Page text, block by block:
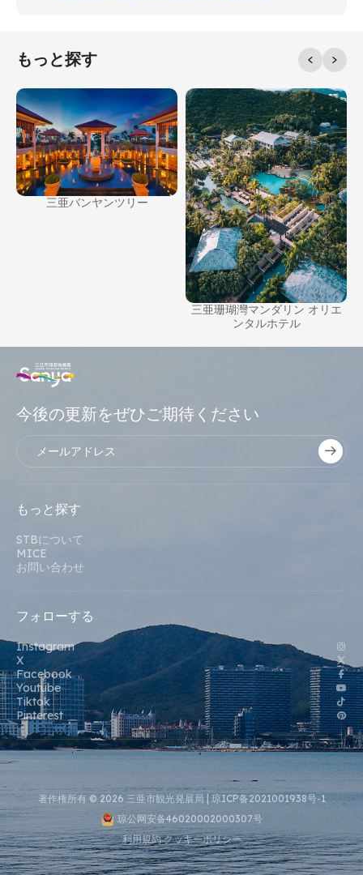
もっと探す
三亜バンヤンツリー
三亜珊瑚灣マンダリン オリエ
ンタルホテル
今後の更新をぜひご期待ください
もっと探す
STBについて
MICE
お問い合わせ
フォローする
Instagram
X
Facebook
Youtube
Tiktok
Pinterest
著作権所有 © 2026 三亜市観光発展局 |琼ICP备2021001938号-1
琼公网安备46020002000307号
利用規約クッキーポリシー